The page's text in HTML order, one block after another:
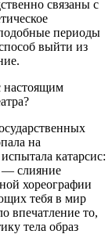
связаны с
периоды
выйти из
настоящим
на
катарсис:
— слияние
хореографии
тебя в мир
впечатление то,
тела образ